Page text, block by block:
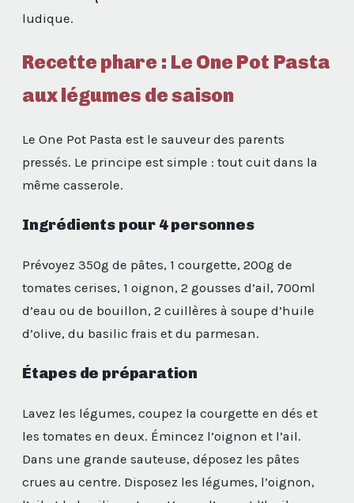
ludique.
Recette phare : Le One Pot Pasta
aux légumes de saison
Le One Pot Pasta est le sauveur des parents
pressés. Le principe est simple : tout cuit dans la
même casserole.
Ingrédients pour 4 personnes
Prévoyez 350g de pâtes, 1 courgette, 200g de
tomates cerises, 1 oignon, 2 gousses d’ail, 700ml
d’eau ou de bouillon, 2 cuillères à soupe d’huile
d’olive, du basilic frais et du parmesan.
Étapes de préparation
Lavez les légumes, coupez la courgette en dés et
les tomates en deux. Émincez l’oignon et l’ail.
Dans une grande sauteuse, déposez les pâtes
crues au centre. Disposez les légumes, l’oignon,